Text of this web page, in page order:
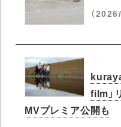
（
film」
MVプレミア公開も